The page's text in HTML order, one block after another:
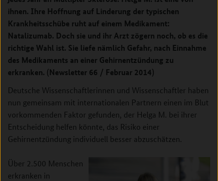
ihnen. Ihre Hoffnung auf Linderung der typischen
Krankheitsschübe ruht auf einem Medikament:
Natalizumab. Doch sie und ihr Arzt zögern noch, ob es die
richtige Wahl ist. Sie liefe nämlich Gefahr, nach Einnahme
des Medikaments an einer Gehirnentzündung zu
erkranken. (Newsletter 66 / Februar 2014)
Deutsche Wissenschaftlerinnen und Wissenschaftler haben
nun gemeinsam mit internationalen Partnern einen im Blut
vorkommenden Faktor gefunden, der Helga M. bei ihrer
Entscheidung helfen könnte, das Risiko einer
Gehirnentzündung individuell besser abzuschätzen.
Über 2.500 Menschen
erkranken in